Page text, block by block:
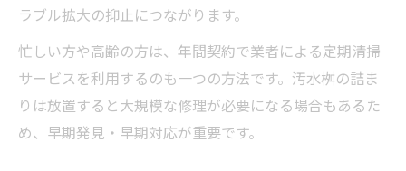
ラブル拡大の抑止につながります。
忙しい方や高齢の方は、年間契約で業者による定期清掃
サービスを利用するのも一つの方法です。汚水桝の詰ま
りは放置すると大規模な修理が必要になる場合もあるた
め、早期発見・早期対応が重要です。